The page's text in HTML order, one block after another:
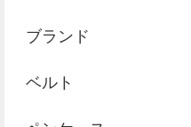
ブランド
ベルト